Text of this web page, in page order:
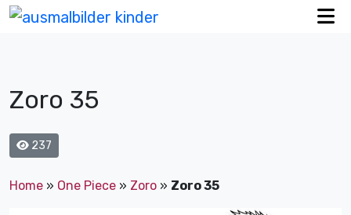
Zoro 35
237
Home » One Piece » Zoro » Zoro 35